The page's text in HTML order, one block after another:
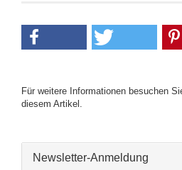
Für weitere Informationen besuchen
diesem Artikel.
Newsletter-Anmeldung